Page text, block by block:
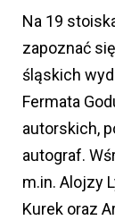
Na 19
zapoznać
śląskich
Fermata
autorskich,
autograf.
m.in. Alojzy
Kurek oraz